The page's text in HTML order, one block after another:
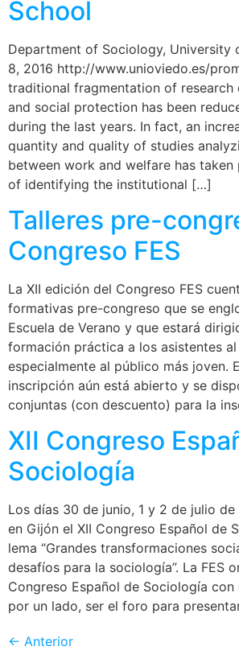
School
Department of Sociology, University
8, 2016 http://www.unioviedo.es/
traditional fragmentation of research
and social protection has been
during the last years. In fact, an
quantity and quality of studies
between work and welfare has taken
of identifying the institutional […]
Talleres pre-
Congreso FES
La XII edición del Congreso FES
formativas pre-congreso que se
Escuela de Verano y que estará
formación práctica a los asistentes
especialmente al público más joven.
inscripción aún está abierto y se
conjuntas (con descuento) para la
XII Congreso
Sociología
Los días 30 de junio, 1 y 2 de julio
en Gijón el XII Congreso Español de
lema “Grandes transformaciones
desafíos para la sociología”. La FES
Congreso Español de Sociología
por un lado, ser el foro para
← Anterior